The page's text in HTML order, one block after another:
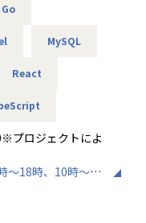
ールの活用支援な
進めており、より
ともに、経営課題
分析にも注力して
）を育成する革新
テンツ開発
Go
MySQL
React
プロジェクトによ
～18時、10時～19
平均0時間～10時